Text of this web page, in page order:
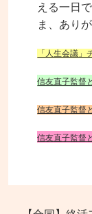
える一日
ま、あり
「人生会議」
信友直子監督
信友直子監督
信友直子監督